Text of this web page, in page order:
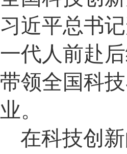
习近平总书
一代人前赴
带领全国科
业。
在科技创